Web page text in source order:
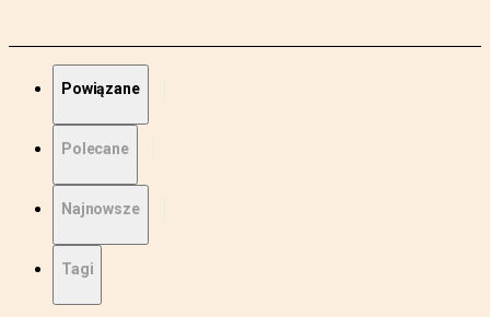
Powiązane
Polecane
Najnowsze
Tagi